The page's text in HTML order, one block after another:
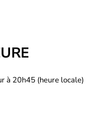
à 20h45 (heure locale)